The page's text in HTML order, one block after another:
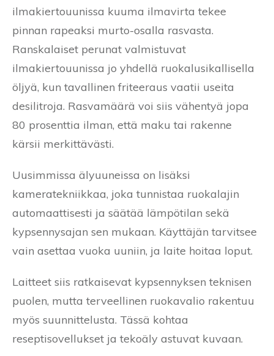
ilmakiertouunissa kuuma ilmavirta tekee
pinnan rapeaksi murto-osalla rasvasta.
Ranskalaiset perunat valmistuvat
ilmakiertouunissa jo yhdellä ruokalusikallisella
öljyä, kun tavallinen friteeraus vaatii useita
desilitroja. Rasvamäärä voi siis vähentyä jopa
80 prosenttia ilman, että maku tai rakenne
kärsii merkittävästi.
Uusimmissa älyuuneissa on lisäksi
kameratekniikkaa, joka tunnistaa ruokalajin
automaattisesti ja säätää lämpötilan sekä
kypsennysajan sen mukaan. Käyttäjän tarvitsee
vain asettaa vuoka uuniin, ja laite hoitaa loput.
Laitteet siis ratkaisevat kypsennyksen teknisen
puolen, mutta terveellinen ruokavalio rakentuu
myös suunnittelusta. Tässä kohtaa
reseptisovellukset ja tekoäly astuvat kuvaan.